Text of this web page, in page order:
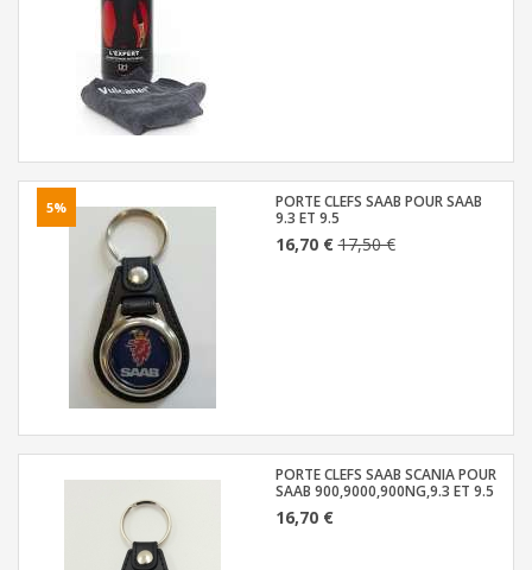
5%
PORTE CLEFS SAAB POUR SAAB
9.3 ET 9.5
16,70 €17,50 €
PORTE CLEFS SAAB SCANIA POUR
SAAB 900,9000,900NG,9.3 ET 9.5
16,70 €